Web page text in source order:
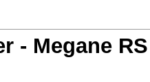
- Megane